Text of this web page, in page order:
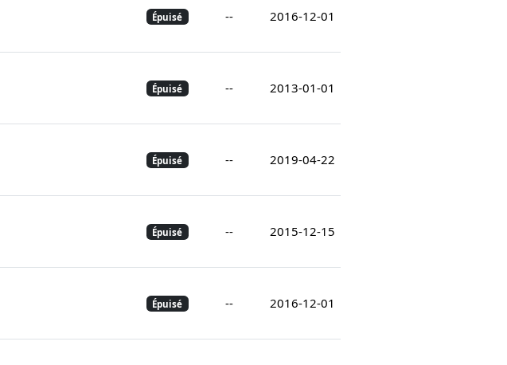
Épuisé -- 2016-12-01
Épuisé -- 2013-01-01
Épuisé -- 2019-04-22
Épuisé -- 2015-12-15
Épuisé -- 2016-12-01